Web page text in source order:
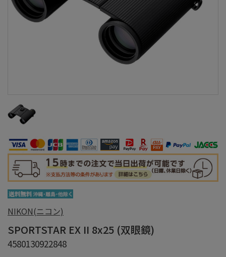
NIKON(ニコン)
SPORTSTAR EX II 8x25 (双眼鏡)
4580130922848